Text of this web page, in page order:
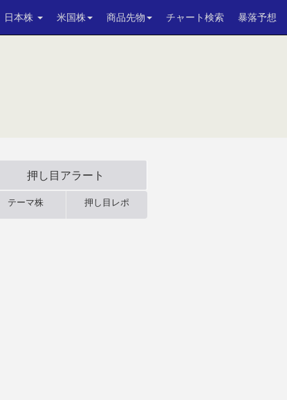
日本株 米国株 商品先物 チャート検索 暴落予想
押し目アラート
テーマ株 押し目レポ